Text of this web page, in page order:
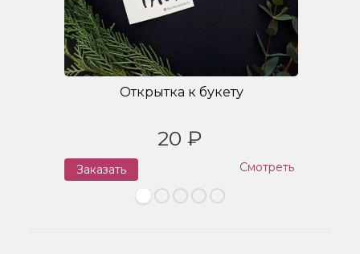
Открытка к букету
20 ₽
Заказать Смотреть